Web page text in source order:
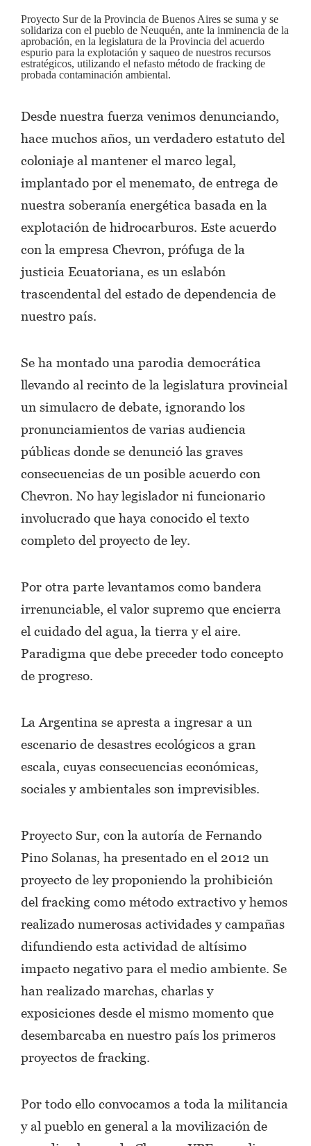
Proyecto Sur de la Provincia de Buenos Aires se suma y se
solidariza con el pueblo de Neuquén, ante la inminencia de la
aprobación, en la legislatura de la Provincia del acuerdo
espurio para la explotación y saqueo de nuestros recursos
estratégicos, utilizando el nefasto método de fracking de
probada contaminación ambiental.
Desde nuestra fuerza venimos denunciando,
hace muchos años, un verdadero estatuto del
coloniaje al mantener el marco legal,
implantado por el menemato, de entrega de
nuestra soberanía energética basada en la
explotación de hidrocarburos. Este acuerdo
con la empresa Chevron, prófuga de la
justicia Ecuatoriana, es un eslabón
trascendental del estado de dependencia de
nuestro país.
Se ha montado una parodia democrática
llevando al recinto de la legislatura provincial
un simulacro de debate, ignorando los
pronunciamientos de varias audiencia
públicas donde se denunció las graves
consecuencias de un posible acuerdo con
Chevron. No hay legislador ni funcionario
involucrado que haya conocido el texto
completo del proyecto de ley.
Por otra parte levantamos como bandera
irrenunciable, el valor supremo que encierra
el cuidado del agua, la tierra y el aire.
Paradigma que debe preceder todo concepto
de progreso.
La Argentina se apresta a ingresar a un
escenario de desastres ecológicos a gran
escala, cuyas consecuencias económicas,
sociales y ambientales son imprevisibles.
Proyecto Sur, con la autoría de Fernando
Pino Solanas, ha presentado en el 2012 un
proyecto de ley proponiendo la prohibición
del fracking como método extractivo y hemos
realizado numerosas actividades y campañas
difundiendo esta actividad de altísimo
impacto negativo para el medio ambiente. Se
han realizado marchas, charlas y
exposiciones desde el mismo momento que
desembarcaba en nuestro país los primeros
proyectos de fracking.
Por todo ello convocamos a toda la militancia
y al pueblo en general a la movilización de